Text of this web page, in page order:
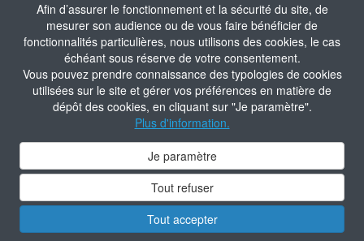
Afin d’assurer le fonctionnement et la sécurité du site, de
mesurer son audience ou de vous faire bénéficier de
fonctionnalités particulières, nous utilisons des cookies, le cas
échéant sous réserve de votre consentement.
Vous pouvez prendre connaissance des typologies de cookies
utilisées sur le site et gérer vos préférences en matière de
dépôt des cookies, en cliquant sur "Je paramètre".
Plus d'information.
Je paramètre
Tout refuser
Tout accepter